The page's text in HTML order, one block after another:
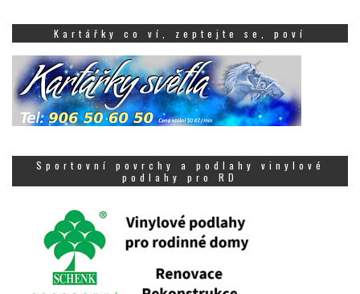
Kartářky co ví, zeptejte se, poví
Sportovní povrchy a podlahy vinylové
podlahy pro RD